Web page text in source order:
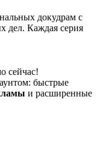
докудрам с
дел. Каждая серия
сейчас!
быстрые
и расширенные